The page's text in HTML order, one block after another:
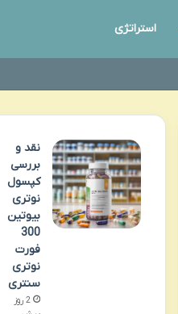
استراتژی
نقد و
بررسی
کپسول
نوتری
بیوتین
300
فورت
نوتری
سنتری
2 روز